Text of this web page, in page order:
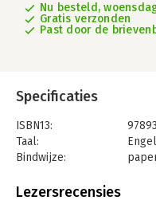
Nu besteld,
Gratis verzonden
Past door de
Specificaties
ISBN13:
Taal:
Bindwijze:
Uitgever:
Lezersrecensies